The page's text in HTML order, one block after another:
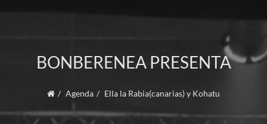
BONBERENEA PRESENTA
Agenda Ella la Rabia(canarias) y Kohatu